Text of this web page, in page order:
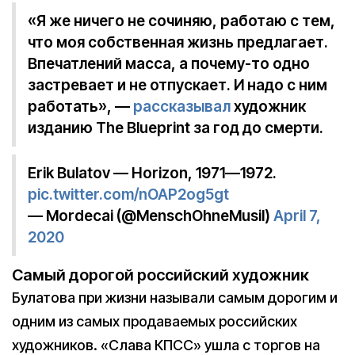
«Я же ничего не сочиняю, работаю с тем,
что моя собственная жизнь предлагает.
Впечатлений масса, а почему-то одно
застревает и не отпускает. И надо с ним
работать», — рассказывалхудожник
изданию The Blueprint за год до смерти.
Erik Bulatov — Horizon, 1971—1972.
pic.twitter.com/nOAP2og5gt
— Mordecai (@MenschOhneMusil) April 7,
2020
Самый дорогой российский художник
Булатова при жизни называли самым дорогим и
одним из самых продаваемых российских
художников. «Слава КПСС» ушла с торгов на